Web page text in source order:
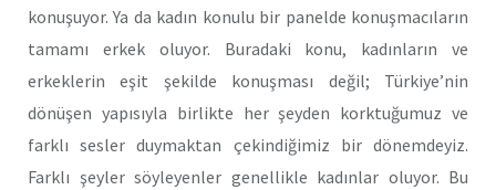
konuşuyor. Ya da kadın konulu bir panelde konuşmacıların
tamamı erkek oluyor. Buradaki konu, kadınların ve
erkeklerin eşit şekilde konuşması değil; Türkiye’nin
dönüşen yapısıyla birlikte her şeyden korktuğumuz ve
farklı sesler duymaktan çekindiğimiz bir dönemdeyiz.
Farklı şeyler söyleyenler genellikle kadınlar oluyor. Bu